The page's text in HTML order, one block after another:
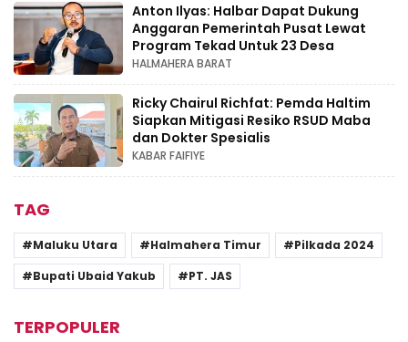
Anton Ilyas: Halbar Dapat Dukung
Anggaran Pemerintah Pusat Lewat
Program Tekad Untuk 23 Desa
HALMAHERA BARAT
Ricky Chairul Richfat: Pemda Haltim
Siapkan Mitigasi Resiko RSUD Maba
dan Dokter Spesialis
KABAR FAIFIYE
TAG
Maluku Utara Halmahera Timur
Pilkada 2024
Bupati Ubaid Yakub
PT. JAS
TERPOPULER